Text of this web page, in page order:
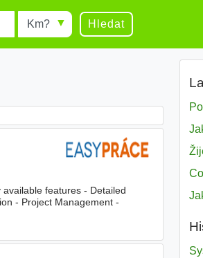
Radius Hledat
features - Detailed
- Project Management -